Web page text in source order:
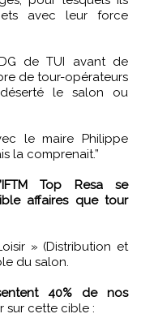
avec leur force
de TUI avant de
de tour-opérateurs
le salon ou
le maire Philippe
la comprenait.”
Top Resa se
affaires que tour
» (Distribution et
du salon.
40% de nos
sur cette cible :